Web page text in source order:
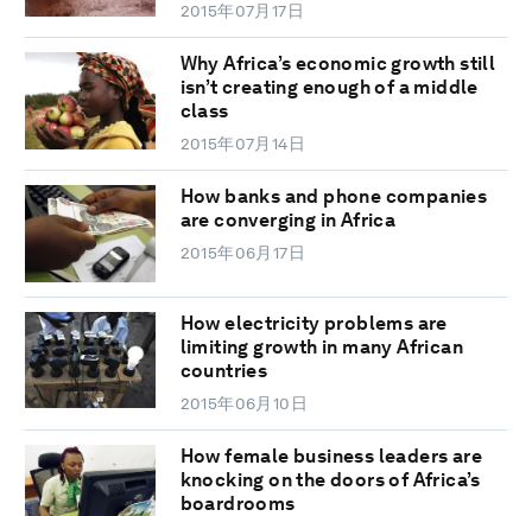
2015年07月17日
Why Africa’s economic growth still
isn’t creating enough of a middle
class
2015年07月14日
How banks and phone companies
are converging in Africa
2015年06月17日
How electricity problems are
limiting growth in many African
countries
2015年06月10日
How female business leaders are
knocking on the doors of Africa’s
boardrooms